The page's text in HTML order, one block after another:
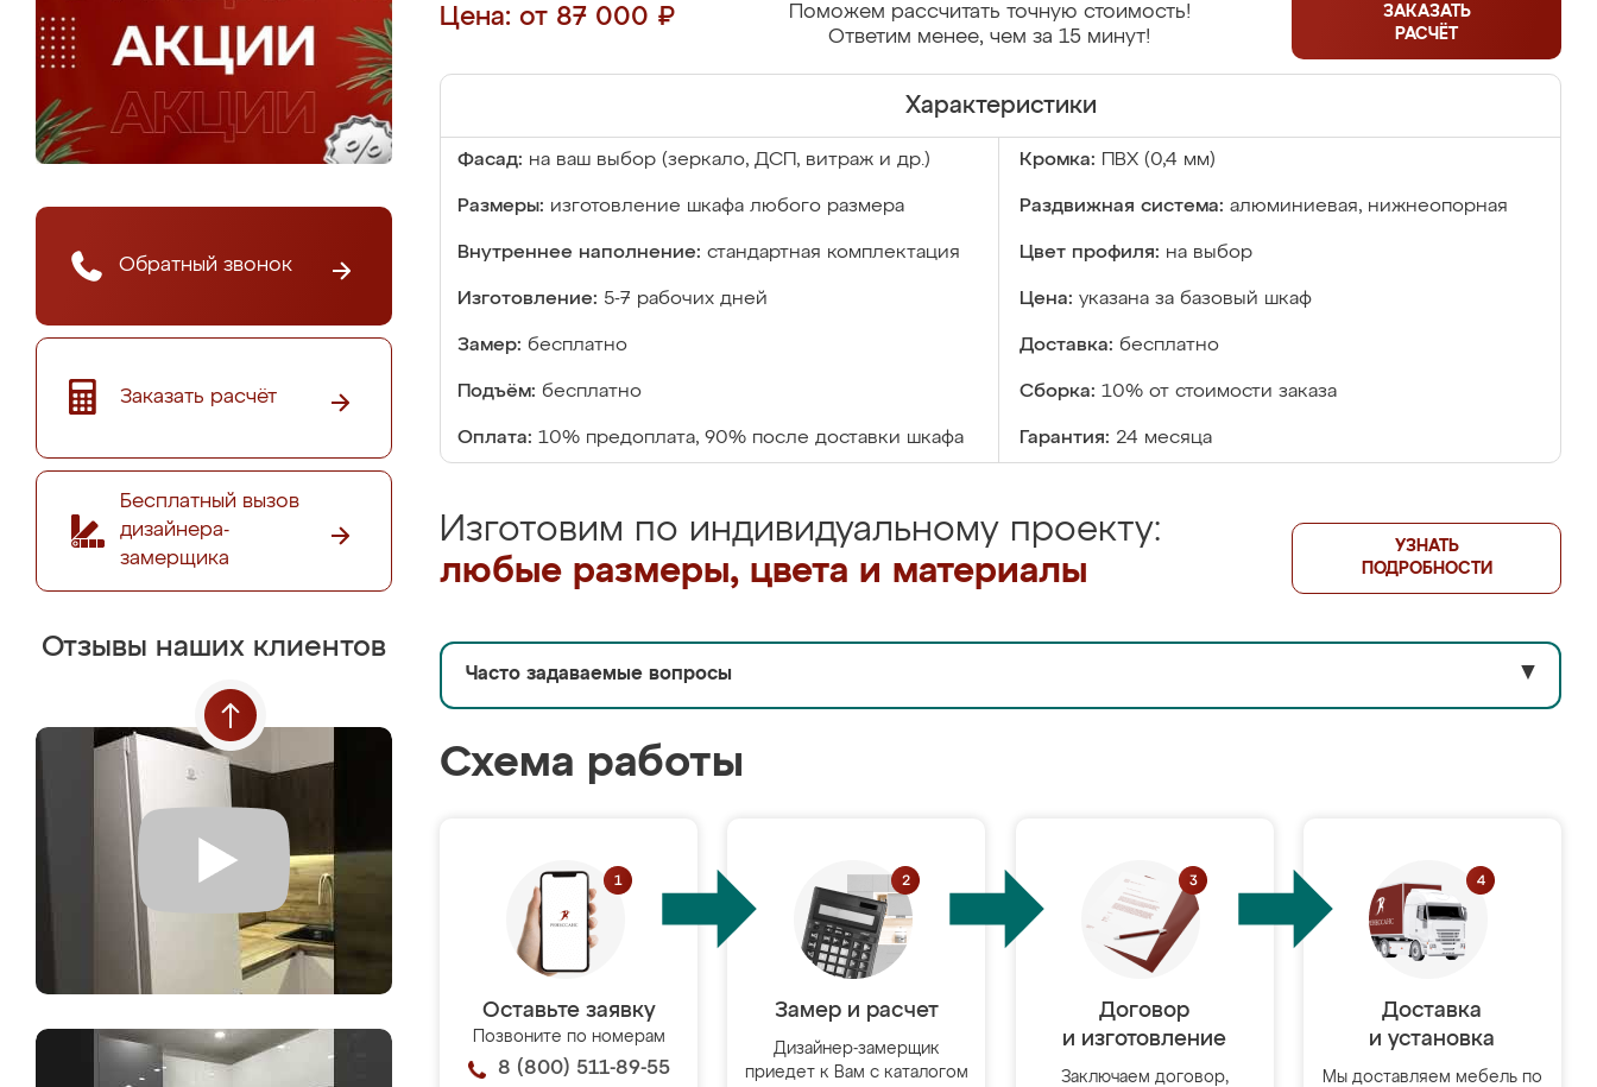
Обратный звонок
Заказать расчёт
Бесплатный вызов
дизайнера-
замерщика
Отзывы наших клиентов
Цена: от 87 000 ₽
Поможем рассчитать точную стоимость!
Ответим менее, чем за 15 минут!
ЗАКАЗАТЬ
РАСЧЁТ
Характеристики
Фасад: на ваш выбор (зеркало, ДСП, витраж и др.) Кромка: ПВХ (0,4 мм)
Размеры: изготовление шкафа любого размера Раздвижная система: алюминиевая, нижнеопорная
Внутреннее наполнение: стандартная комплектация Цвет профиля: на выбор
Изготовление: 5-7 рабочих дней Цена: указана за базовый шкаф
Замер: бесплатно Доставка: бесплатно
Подъём: бесплатно Сборка: 10% от стоимости заказа
Оплата: 10% предоплата, 90% после доставки шкафа Гарантия: 24 месяца
Изготовим по индивидуальному проекту:
любые размеры, цвета и материалы
УЗНАТЬ
ПОДРОБНОСТИ
Часто задаваемые вопросы ▼
Схема работы
Оставьте заявку
Позвоните по номерам
8 (800) 511-89-55
Замер и расчет
Дизайнер-замерщик
приедет к Вам с каталогом
Договор
и изготовление
Заключаем договор,
Доставка
и установка
Мы доставляем мебель по